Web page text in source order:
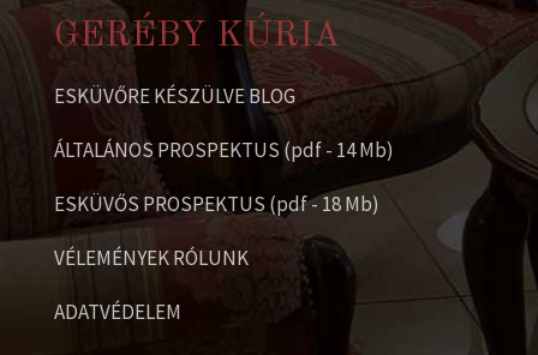
GERÉBY KÚRIA
ESKÜVŐRE KÉSZÜLVE BLOG
ÁLTALÁNOS PROSPEKTUS (pdf - 14 Mb)
ESKÜVŐS PROSPEKTUS (pdf - 18 Mb)
VÉLEMÉNYEK RÓLUNK
ADATVÉDELEM